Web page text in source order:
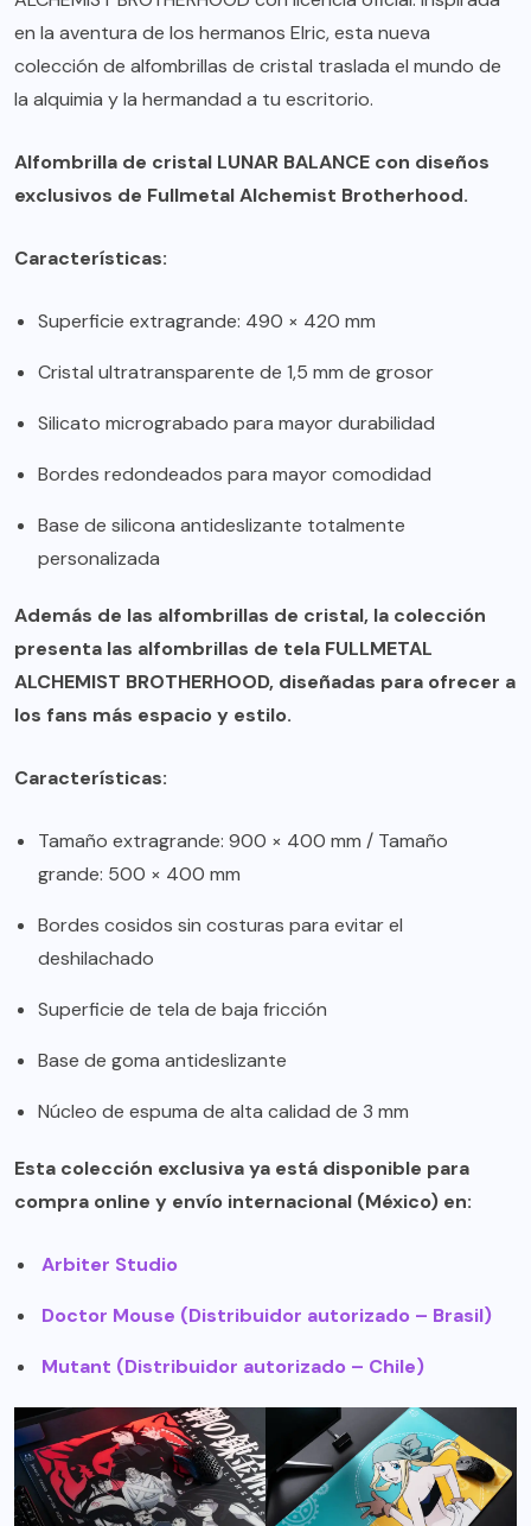
en la aventura de los hermanos Elric, esta nueva
colección de alfombrillas de cristal traslada el mundo de
la alquimia y la hermandad a tu escritorio.
Alfombrilla de cristal LUNAR BALANCE con diseños
exclusivos de Fullmetal Alchemist Brotherhood.
Características:
Superficie extragrande: 490 × 420 mm
Cristal ultratransparente de 1,5 mm de grosor
Silicato micrograbado para mayor durabilidad
Bordes redondeados para mayor comodidad
Base de silicona antideslizante totalmente
personalizada
Además de las alfombrillas de cristal, la colección
presenta las alfombrillas de tela FULLMETAL
ALCHEMIST BROTHERHOOD, diseñadas para ofrecer a
los fans más espacio y estilo.
Características:
Tamaño extragrande: 900 × 400 mm / Tamaño
grande: 500 × 400 mm
Bordes cosidos sin costuras para evitar el
deshilachado
Superficie de tela de baja fricción
Base de goma antideslizante
Núcleo de espuma de alta calidad de 3 mm
Esta colección exclusiva ya está disponible para
compra online y envío internacional (México) en:
Arbiter Studio
Doctor Mouse (Distribuidor autorizado – Brasil)
Mutant (Distribuidor autorizado – Chile)